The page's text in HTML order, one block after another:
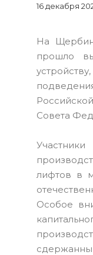
16 декабря
На
прошло
Совета
лифтов в
Особое